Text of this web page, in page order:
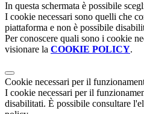
In questa schermata è possibile
I cookie necessari sono quelli che
piattaforma e non è possibile
Per conoscere quali sono i cookie
visionare la COOKIE POLICY.
Cookie necessari per il
I cookie necessari per il
disabilitati. È possibile consultare